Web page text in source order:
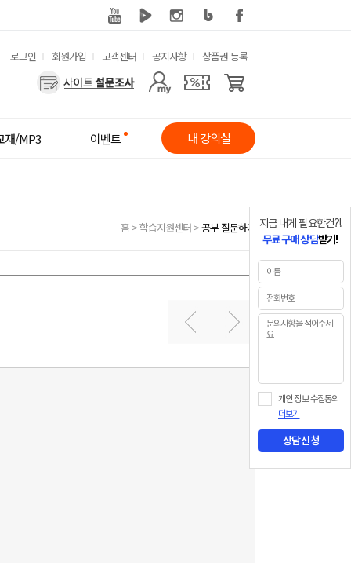
유
메
뉴
로그인 회원가입 고객센터 공지사항 상품권 등록
사
메
재/MP3 이벤트 내 강의실
홈 >학습지원센터 >공부 질문하기
지금 내게 필요한건?!
무료 구매 상담받기!
개인 정보 수집동의
더보기
상담신청